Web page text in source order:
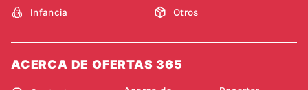
Infancia Otros
ACERCA DE OFERTAS 365